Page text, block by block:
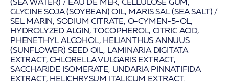
GLYCINE SOJA (SOYBEAN) OIL, MARIS SAL (SEA SALT) /
SEL MARIN, SODIUM CITRATE, O-CYMEN-5-OL,
HYDROLYZED ALGIN, TOCOPHEROL, CITRIC ACID,
PHENETHYL ALCOHOL, HELIANTHUS ANNUUS
(SUNFLOWER) SEED OIL, LAMINARIA DIGITATA
EXTRACT, CHLORELLA VULGARIS EXTRACT,
SACCHARIDE ISOMERATE, UNDARIA PINNATIFIDA
EXTRACT, HELICHRYSUM ITALICUM EXTRACT.